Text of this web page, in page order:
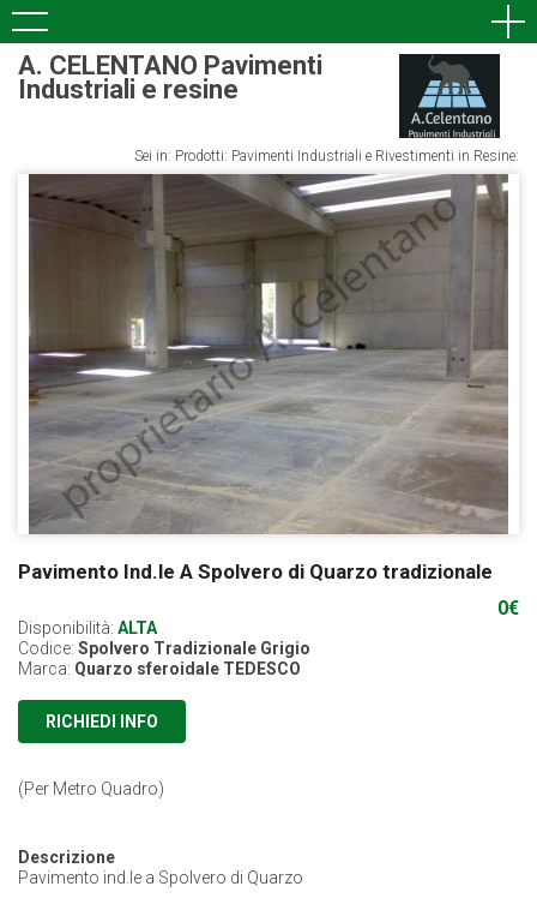
A. CELENTANO Pavimenti
Industriali e resine
Sei in: Prodotti: Pavimenti Industriali e Rivestimenti in Resine:
Pavimento Ind.le A Spolvero di Quarzo tradizionale
0€
Disponibilità: ALTA
Codice: Spolvero Tradizionale Grigio
Marca: Quarzo sferoidale TEDESCO
RICHIEDI INFO
(Per Metro Quadro)
Descrizione
Pavimento ind.le a Spolvero di Quarzo